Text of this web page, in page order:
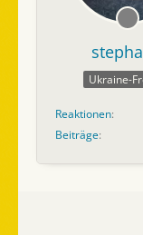
Ukraine-
Reaktionen
Beiträge